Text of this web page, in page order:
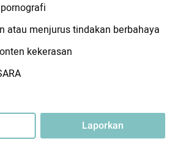
atau menjurus tindakan berbahaya
kekerasan
Laporkan